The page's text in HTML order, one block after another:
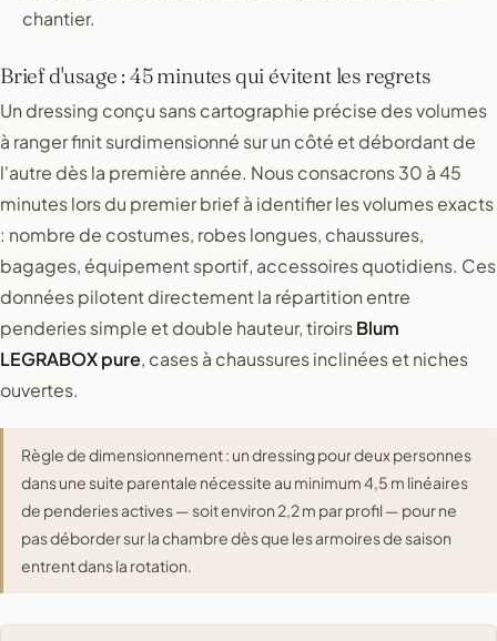
chantier.
Brief d'usage : 45 minutes qui évitent les regrets
Un dressing conçu sans cartographie précise des volumes
à ranger finit surdimensionné sur un côté et débordant de
l'autre dès la première année. Nous consacrons 30 à 45
minutes lors du premier brief à identifier les volumes exacts
: nombre de costumes, robes longues, chaussures,
bagages, équipement sportif, accessoires quotidiens. Ces
données pilotent directement la répartition entre
penderies simple et double hauteur, tiroirsBlum
LEGRABOX pure, cases à chaussures inclinées et niches
ouvertes.
Règle de dimensionnement : un dressing pour deux personnes
dans une suite parentale nécessite au minimum 4,5 m linéaires
de penderies actives — soit environ 2,2 m par profil — pour ne
pas déborder sur la chambre dès que les armoires de saison
entrent dans la rotation.